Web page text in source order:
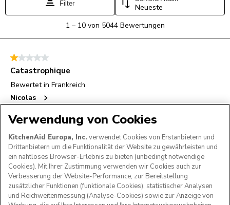
Verwendung von Cookies
KitchenAid Europa, Inc. verwendet Cookies von Erstanbietern und
Drittanbietern um die Funktionalität der Website zu gewährleisten und
ein nahtloses Browser-Erlebnis zu bieten (unbedingt notwendige
Cookies). Mit Ihrer Zustimmung verwenden wir Cookies auch zur
Verbesserung der Website-Performance, zur Bereitstellung
zusätzlicher Funktionen (funktionale Cookies), statistischer Analysen
und Reichweitenmessung (Analyse-Cookies) sowie zur Anzeige von